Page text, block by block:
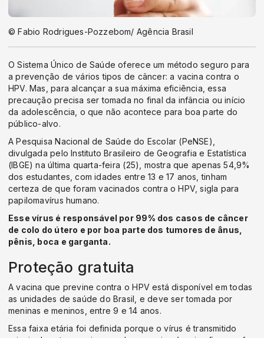
© Fabio Rodrigues-Pozzebom/ Agência Brasil
O Sistema Único de Saúde oferece um método seguro para
a prevenção de vários tipos de câncer: a vacina contra o
HPV. Mas, para alcançar a sua máxima eficiência, essa
precaução precisa ser tomada no final da infância ou início
da adolescência, o que não acontece para boa parte do
público-alvo.
A Pesquisa Nacional de Saúde do Escolar (PeNSE),
divulgada pelo Instituto Brasileiro de Geografia e Estatística
(IBGE) na última quarta-feira (25), mostra que apenas 54,9%
dos estudantes, com idades entre 13 e 17 anos, tinham
certeza de que foram vacinados contra o HPV, sigla para
papilomavírus humano.
Esse vírus é responsável por 99% dos casos de câncer
de colo do útero e por boa parte dos tumores de ânus,
pênis, boca e garganta.
Proteção gratuita
A vacina que previne contra o HPV está disponível em todas
as unidades de saúde do Brasil, e deve ser tomada por
meninas e meninos, entre 9 e 14 anos.
Essa faixa etária foi definida porque o vírus é transmitido